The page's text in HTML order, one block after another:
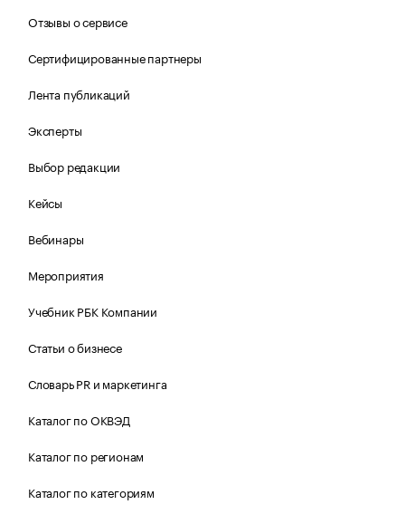
Отзывы о сервисе
Сертифицированные партнеры
Лента публикаций
Эксперты
Выбор редакции
Кейсы
Вебинары
Мероприятия
Учебник РБК Компании
Статьи о бизнесе
Словарь PR и маркетинга
Каталог по ОКВЭД
Каталог по регионам
Каталог по категориям